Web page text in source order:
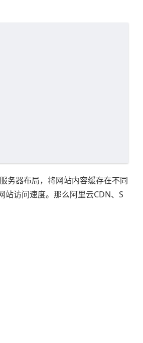
务器布局，将网站内容缓存在不同
访问速度。那么阿里云CDN、S